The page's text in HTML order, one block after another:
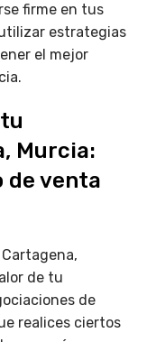
firme en tus
estrategias
el mejor
Murcia:
de venta
de tu
de
realices ciertos